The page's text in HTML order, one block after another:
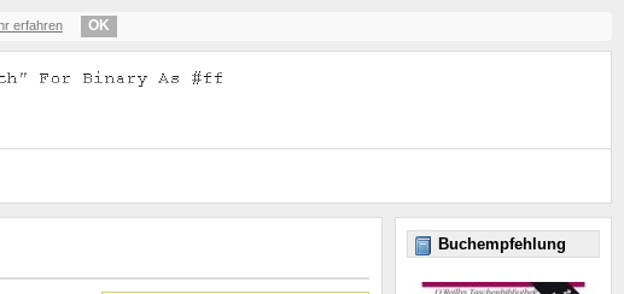
erfahren OK
Buchempfehlung